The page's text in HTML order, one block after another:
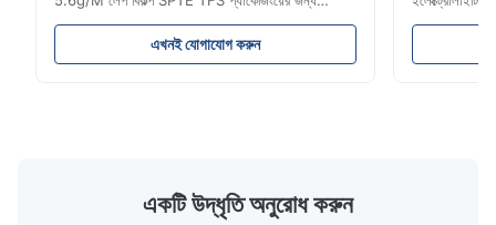
ইলেক্ট্রোলাইটিক টিন প্লেট কয়েল - 2.8/2.8 &
5.6/5.6g/m লেপ বিকল্প SPTE TFS ইলেক্ট্রোলাইটিক টিন
প্লেট (ইটিপি) নিরাপদ, দীর্ঘস্থায়ী ধাতব প্যাকেজিং তৈরির জন্য
এখনই যোগাযোগ করুন
ইলেক্ট্রোলাইটিক
একটি উদ্ধৃতি অনুরোধ করুন